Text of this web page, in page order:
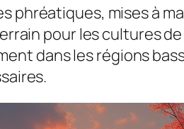
mises à
pour les cultures
dans les régions